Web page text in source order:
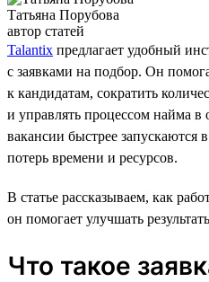
Татьяна Порубова
автор статей
Talantix предлагает удобный
с заявками на подбор. Он
к кандидатам, сократить
и управлять процессом найма в
вакансии быстрее запускаются
потерь времени и ресурсов.
В статье рассказываем, как
он помогает улучшать
Что такое